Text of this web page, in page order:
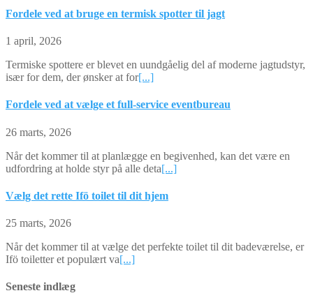
Fordele ved at bruge en termisk spotter til jagt
1 april, 2026
Termiske spottere er blevet en uundgåelig del af moderne jagtudstyr,
især for dem, der ønsker at for[...]
Fordele ved at vælge et full-service eventbureau
26 marts, 2026
Når det kommer til at planlægge en begivenhed, kan det være en
udfordring at holde styr på alle deta[...]
Vælg det rette Ifö toilet til dit hjem
25 marts, 2026
Når det kommer til at vælge det perfekte toilet til dit badeværelse, er
Ifö toiletter et populært va[...]
Seneste indlæg